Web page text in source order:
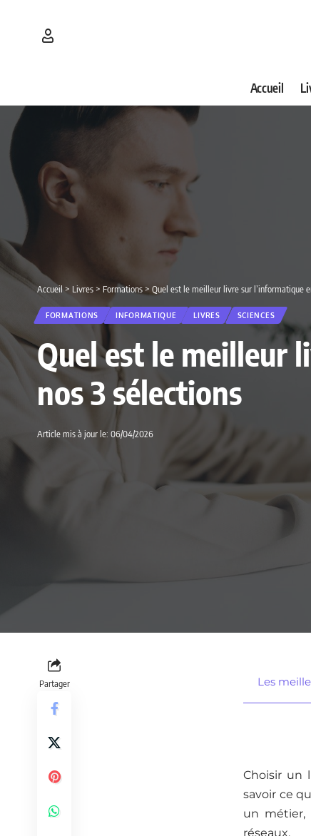
Accueil
Accueil> Livres> Formations> Quel est le meilleur livre sur l’informatique
FORMATIONS INFORMATIQUE LIVRES SCIENCES
Quel est le meilleur
nos 3 sélections
Article mis à jour le: 06/04/2026
Partager Les
Choisir un
savoir ce
un métier,
réseaux.